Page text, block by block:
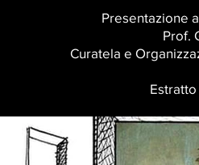
Presentazione
Prof.
Curatela e